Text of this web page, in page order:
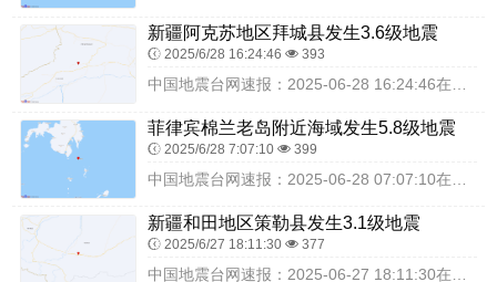
新疆阿克苏地区拜城县发生3.6级地震
2025/6/28 16:24:46 393
菲律宾棉兰老岛附近海域发生5.8级地震
2025/6/28 7:07:10 399
新疆和田地区策勒县发生3.1级地震
2025/6/27 18:11:30 377